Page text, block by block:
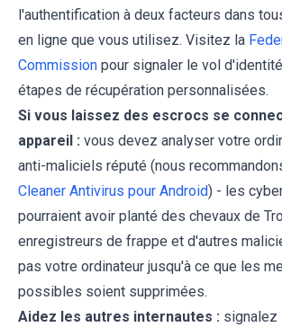
l'authentification à deux facteurs dans
en ligne que vous utilisez. Visitez la
Commission pour signaler le vol
étapes de récupération personnalisées.
Si vous laissez des escrocs se
appareil : vous devez analyser votre
anti-maliciels réputé (nous
Cleaner Antivirus pour Android) - les
pourraient avoir planté des chevaux de
enregistreurs de frappe et d'autres
pas votre ordinateur jusqu'à ce que les
possibles soient supprimées.
Aidez les autres internautes : signalez